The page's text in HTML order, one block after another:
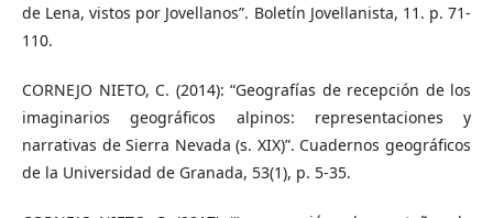
de Lena, vistos por Jovellanos”. Boletín Jovellanista, 11. p. 71-
110.
CORNEJO NIETO, C. (2014): “Geografías de recepción de los
imaginarios geográficos alpinos: representaciones y
narrativas de Sierra Nevada (s. XIX)”. Cuadernos geográficos
de la Universidad de Granada, 53(1), p. 5-35.